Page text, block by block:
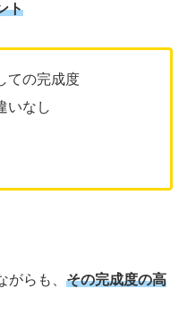
ト
ての完成度
いなし
らも、 その完成度の高